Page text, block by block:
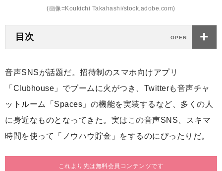
(画像=Koukichi Takahashi/stock.adobe.com)
目次
音声SNSが話題だ。招待制のスマホ向けアプリ
「Clubhouse」でブームに火がつき、Twitterも音声チャ
ットルーム「Spaces」の機能を実装するなど、多くの人
に身近なものとなってきた。実はこの音声SNS、スキマ
時間を使って「ノウハウ貯金」をするのにぴったりだ。
これより先は無料会員コンテンツです